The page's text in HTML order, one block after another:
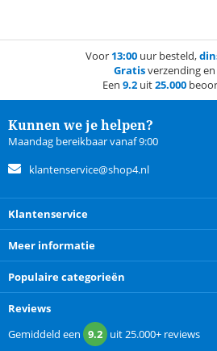
Voor 13:00 uur besteld,
Gratisverzending
Een 9.2 uit25.000
Kunnen we je helpen?
Maandag bereikbaar vanaf 9:00
klantenservice@shop4.nl
Klantenservice
Meer informatie
Populaire categorieën
Reviews
Gemiddeld een 9.2 uit25.000+ reviews